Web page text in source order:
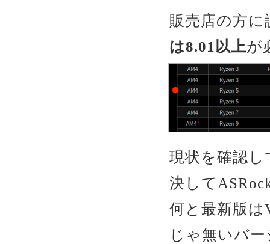
販売店の方
は8.01以上が
現状を確認し
決して
何と最新版は
じゃ無いバ